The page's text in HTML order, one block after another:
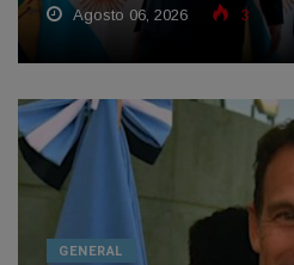
Agosto 06, 2026 3
GENERAL